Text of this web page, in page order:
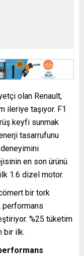
olan Renault,
ileriye taşıyor. F1
keyfi sunmak
tasarrufunu
en son ürünü
1.6 dizel motor.
bir tork
performans
%25 tüketim
bir ilk.